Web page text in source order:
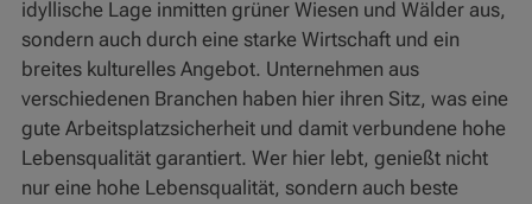
idyllische Lage inmitten grüner Wiesen und Wälder aus,
sondern auch durch eine starke Wirtschaft und ein
breites kulturelles Angebot. Unternehmen aus
verschiedenen Branchen haben hier ihren Sitz, was eine
gute Arbeitsplatzsicherheit und damit verbundene hohe
Lebensqualität garantiert. Wer hier lebt, genießt nicht
nur eine hohe Lebensqualität, sondern auch beste